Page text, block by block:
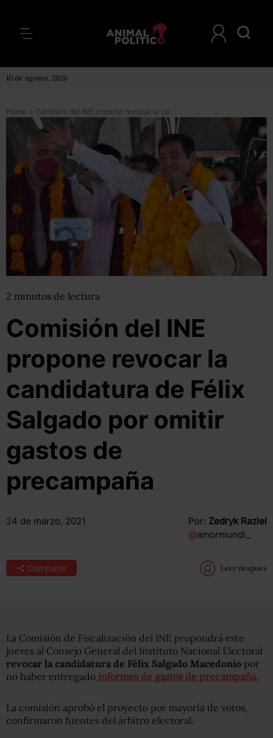
10 de agosto, 2026
Home > Comisión del INE propone revocar la candidatura de Félix Salgado por omitir gastos de precampaña
2 minutos de lectura
Comisión del INE
propone revocar la
candidatura de Félix
Salgado por omitir
gastos de
precampaña
24 de marzo, 2021 Por: Zedryk Raziel
@amormundi_
Compartir Leer después
La Comisión de Fiscalización del INE propondrá este
jueves al Consejo General del Instituto Nacional Electoral
revocar la candidatura de Félix Salgado Macedonio por
no haber entregado informes de gastos de precampaña.
La comisión aprobó el proyecto por mayoría de votos,
confirmaron fuentes del árbitro electoral.